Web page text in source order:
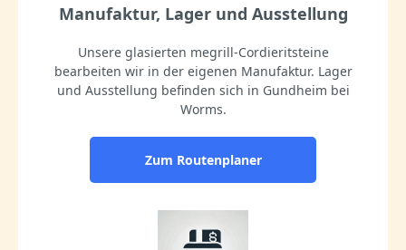
Manufaktur, Lager und Ausstellung
Unsere glasierten megrill-Cordieritsteine
bearbeiten wir in der eigenen Manufaktur. Lager
und Ausstellung befinden sich in Gundheim bei
Worms.
Zum Routenplaner